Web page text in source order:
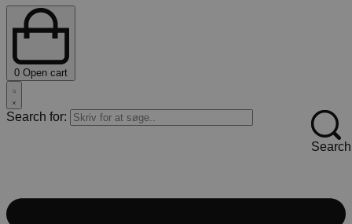
0 Open cart
Search for:
Search